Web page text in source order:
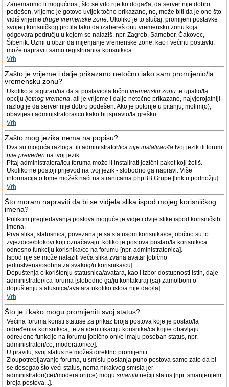
Zanemarimo li mogućnost, što se vrlo rijetko događa, da server nije dobro
podešen, vrijeme je gotovo uvijek točno prikazano, no, može biti da je ono što
vidiš vrijeme druge vremenske zone. Ukoliko je to slučaj, promijeni postavke
svojeg korisničkog profila tako da izabereš onu vremensku zonu koja
odgovara području u kojem se nalaziš, npr. Zagreb, Samobor, Čakovec,
Šibenik. Uzmi u obzir da mijenjanje vremenske zone, kao i većinu postavki,
može napraviti samo registrirani/a korisnik/ca.
Vrh
Zašto je vrijeme i dalje prikazano netočno iako sam promijenio/la
vremensku zonu?
Ukoliko si siguran/na da si postavio/la točnu vremensku zonu te upalio/la
opciju ljetnog vremena, ali je vrijeme i dalje netočno prikazano, najvjerojatniji
razlog je da server nije dobro podešen. Ako je potonje u pitanju, molim(o),
obavijesti administratora/icu kako bi ispravio/la grešku.
Vrh
Zašto mog jezika nema na popisu?
Dva su moguća razloga: ili administrator/ica nije instalirao/la tvoj jezik ili forum
nije preveden na tvoj jezik.
Pitaj administratora/icu foruma može li instalirati jezični paket koji želiš.
Ukoliko ne postoji prijevod na tvoj jezik - slobodno ga napravi. Više
informacija o tome možeš naći na stranicama phpBB Grupe [link u podnožju].
Vrh
Što moram napraviti da bi se vidjela slika ispod mojeg korisničkog
imena?
Prilikom pregledavanja postova moguće je vidjeti dvije slike ispod korisničkih
imena.
Prva slika, statusnica, povezana je sa statusom korisnika/ce; obično su to
zvjezdice/blokovi koji označavaju: koliko je postova postao/la korisnik/ca
odnosno funkciju korisnika/ce na forumu [npr. administrator/ica].
Ispod nje se može nalaziti veća slika zvana avatar [obično
jedinstvena/osobna za svakog/u korisnika/cu].
Dopuštenja o korištenju statusnica/avatara, kao i izbor dostupnosti istih, daje
administrator/ica foruma [slobodno ga/ju kontaktiraj (sa) zamolbom o
dopuštenju statusnica/avatara ukoliko isto/a nije dao/la].
Vrh
Što je i kako mogu promijeniti svoj status?
Većina foruma koristi statuse za prikaz broja postova koje je postao/la
određeni/a korisnik/ca, te za identifikaciju korisnika/ca koji/e obavljaju
određene funkcije na forumu [obično oni/e imaju poseban status, npr.
administratori/ce, moderatori/ce].
U pravilu, svoj status ne možeš direktno promijeniti.
Zloupotrebljavanje foruma, u smislu postanja puno postova samo zato da bi
se dosegao što veći status, nema nikakvog smisla jer
administratori(ce)/moderatori(ce) mogu smanjiti nečiji status [npr. smanjenjem
broja postova...].